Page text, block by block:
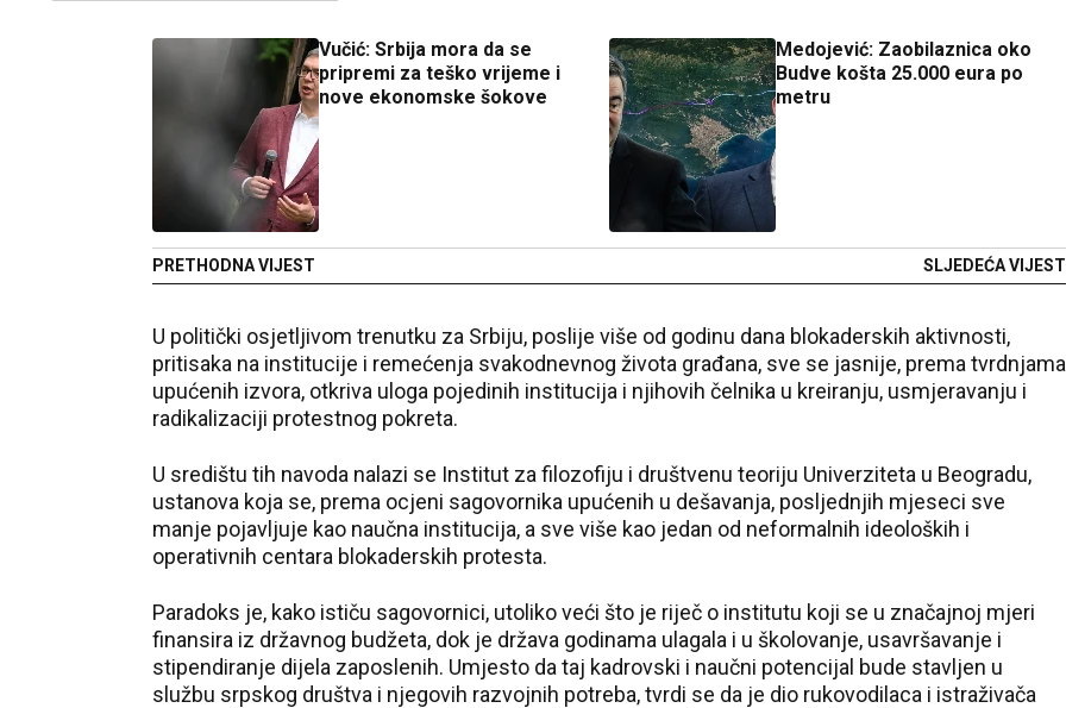
Vučić: Srbija mora da se
pripremi za teško vrijeme i
nove ekonomske šokove
PRETHODNA VIJEST
Medojević: Zaobilaznica oko
Budve košta 25.000 eura po
metru
SLJEDEĆA VIJEST
U politički osjetljivom trenutku za Srbiju, poslije više od godinu dana blokaderskih aktivnosti,
pritisaka na institucije i remećenja svakodnevnog života građana, sve se jasnije, prema tvrdnjama
upućenih izvora, otkriva uloga pojedinih institucija i njihovih čelnika u kreiranju, usmjeravanju i
radikalizaciji protestnog pokreta.
U središtu tih navoda nalazi se Institut za filozofiju i društvenu teoriju Univerziteta u Beogradu,
ustanova koja se, prema ocjeni sagovornika upućenih u dešavanja, posljednjih mjeseci sve
manje pojavljuje kao naučna institucija, a sve više kao jedan od neformalnih ideoloških i
operativnih centara blokaderskih protesta.
Paradoks je, kako ističu sagovornici, utoliko veći što je riječ o institutu koji se u značajnoj mjeri
finansira iz državnog budžeta, dok je država godinama ulagala i u školovanje, usavršavanje i
stipendiranje dijela zaposlenih. Umjesto da taj kadrovski i naučni potencijal bude stavljen u
službu srpskog društva i njegovih razvojnih potreba, tvrdi se da je dio rukovodilaca i istraživača